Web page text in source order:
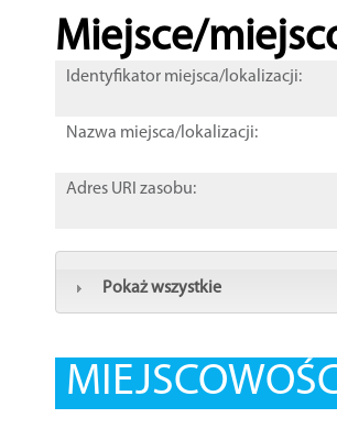
Miejsce/
Identyfikator miejsca/lokalizacji:
Nazwa miejsca/lokalizacji:
Adres URI zasobu:
Pokaż wszystkie